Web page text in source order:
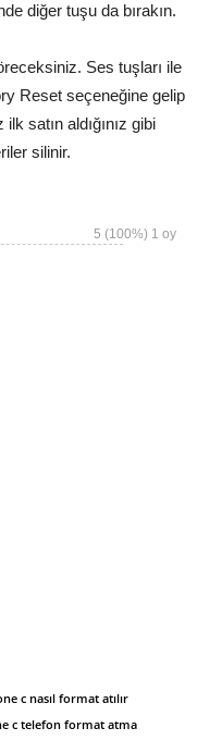
diğer tuşu da bırakın.
Ses tuşları ile
Reset seçeneğine gelip
satın aldığınız gibi
silinir.
5 (100%) 1 oy
c nasıl format atılır
c telefon format atma